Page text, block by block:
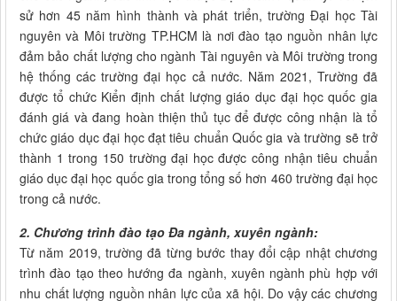
sử hơn 45 năm hình thành và phát triển, trường Đại học Tài
nguyên và Môi trường TP.HCM là nơi đào tạo nguồn nhân lực
đảm bảo chất lượng cho ngành Tài nguyên và Môi trường trong
hệ thống các trường đại học cả nước. Năm 2021, Trường đã
được tổ chức Kiển định chất lượng giáo dục đại học quốc gia
đánh giá và đang hoàn thiện thủ tục để được công nhận là tổ
chức giáo dục đại học đạt tiêu chuẩn Quốc gia và trường sẽ trở
thành 1 trong 150 trường đại học được công nhận tiêu chuẩn
giáo dục đại học quốc gia trong tổng số hơn 460 trường đại học
trong cả nước.
2. Chương trình đào tạo Đa ngành, xuyên ngành:
Từ năm 2019, trường đã từng bước thay đổi cập nhật chương
trình đào tạo theo hướng đa ngành, xuyên ngành phù hợp với
nhu chất lượng nguồn nhân lực của xã hội. Do vậy các chương